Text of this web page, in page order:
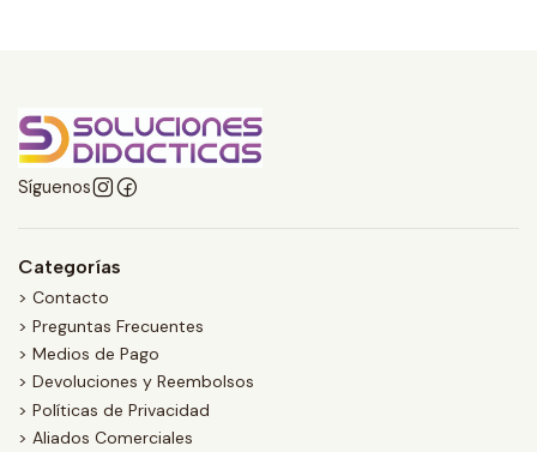
Síguenos
Categorías
> Contacto
> Preguntas Frecuentes
> Medios de Pago
> Devoluciones y Reembolsos
> Políticas de Privacidad
> Aliados Comerciales